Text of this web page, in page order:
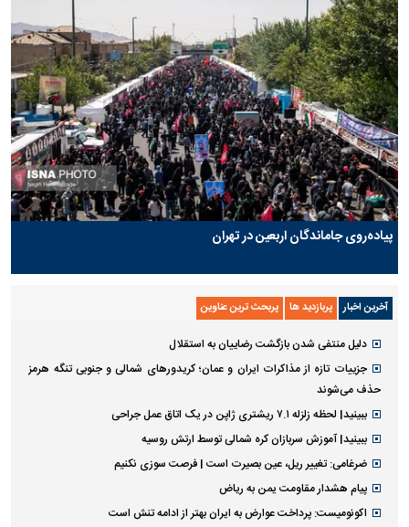
پیاده‌روی جاماندگان اربعین در تهران
آخرین اخبار پربازدید ها پربحث ترین عناوین
دلیل منتفی شدن بازگشت رضاییان به استقلال
جزییات تازه از مذاکرات ایران و عمان؛ کریدورهای شمالی و جنوبی تنگه هرمز
حذف می‌شوند
ببینید| لحظه زلزله ۷.۱ ریشتری ژاپن در یک اتاق عمل جراحی
ببینید| آموزش سربازان کره شمالی توسط ارتش روسیه
ضرغامی: تغییر ریل، عین بصیرت است | فرصت سوزی نکنیم
پیام هشدار مقاومت یمن به ریاض
اکونومیست: پرداخت عوارض به ایران بهتر از ادامه تنش است